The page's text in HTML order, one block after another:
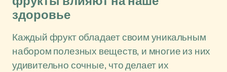
здоровье
Каждый фрукт обладает своим уникальным
набором полезных веществ, и многие из них
удивительно сочные, что делает их